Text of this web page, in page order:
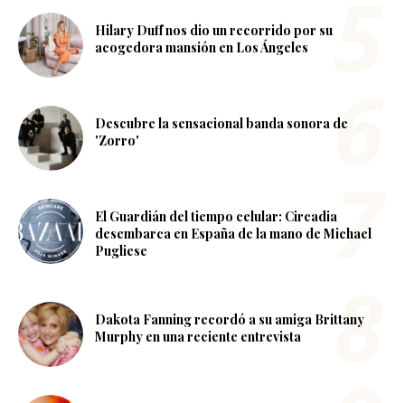
Hilary Duff nos dio un recorrido por su
acogedora mansión en Los Ángeles
Descubre la sensacional banda sonora de
'Zorro'
El Guardián del tiempo celular: Circadia
desembarca en España de la mano de Michael
Pugliese
Dakota Fanning recordó a su amiga Brittany
Murphy en una reciente entrevista